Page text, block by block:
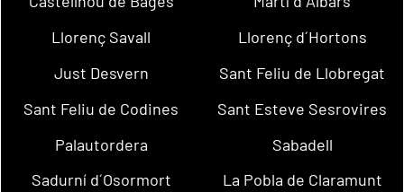
Llorenç Savall
Llorenç d´Hortons
Just Desvern
Sant Feliu de Llobregat
Sant Feliu de Codines
Sant Esteve Sesrovires
Palautordera
Sabadell
Sadurní d´Osormort
La Pobla de Claramunt